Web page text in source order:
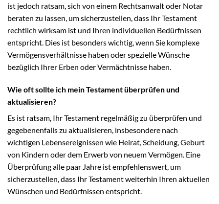
ist jedoch ratsam, sich von einem Rechtsanwalt oder Notar
beraten zu lassen, um sicherzustellen, dass Ihr Testament
rechtlich wirksam ist und Ihren individuellen Bedürfnissen
entspricht. Dies ist besonders wichtig, wenn Sie komplexe
Vermögensverhältnisse haben oder spezielle Wünsche
bezüglich Ihrer Erben oder Vermächtnisse haben.
Wie oft sollte ich mein Testament überprüfen und
aktualisieren?
Es ist ratsam, Ihr Testament regelmäßig zu überprüfen und
gegebenenfalls zu aktualisieren, insbesondere nach
wichtigen Lebensereignissen wie Heirat, Scheidung, Geburt
von Kindern oder dem Erwerb von neuem Vermögen. Eine
Überprüfung alle paar Jahre ist empfehlenswert, um
sicherzustellen, dass Ihr Testament weiterhin Ihren aktuellen
Wünschen und Bedürfnissen entspricht.